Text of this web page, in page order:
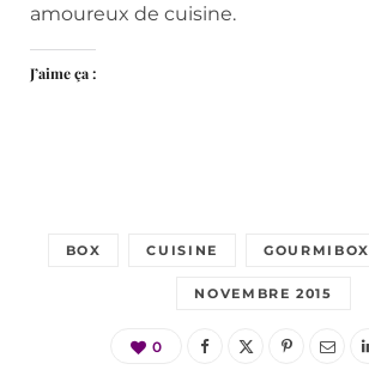
amoureux de cuisine.
J’aime ça :
BOX CUISINE GOURMIBOX
NOVEMBRE 2015
0